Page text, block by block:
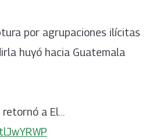
por agrupaciones ilícitas
huyó hacia Guatemala
a El…